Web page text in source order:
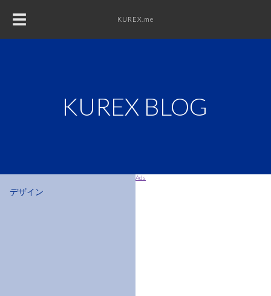
DESIGN
PHOTO
☰ KUREX.me
KUREX BLOG
デザイン
Ads